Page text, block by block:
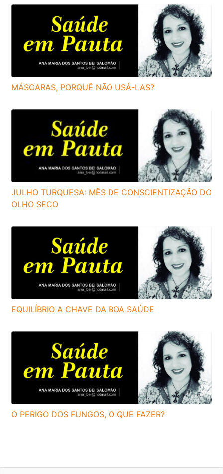
MÁSCARAS, PORQUÊ NÃO USÁ-LAS?
JULHO TURQUESA: MÊS DE CONSCIENTIZAÇÃO DO
OLHO SECO
EQUILÍBRIO A CHAVE DA BOA SAÚDE
O PERIGO DOS FUNGOS, O QUE FAZER?